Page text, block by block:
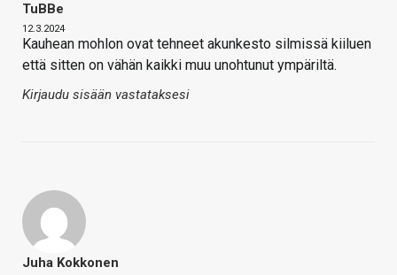
TuBBe
12.3.2024
Kauhean mohlon ovat tehneet akunkesto silmissä kiiluen
että sitten on vähän kaikki muu unohtunut ympäriltä.
Kirjaudu sisään vastataksesi
Juha Kokkonen